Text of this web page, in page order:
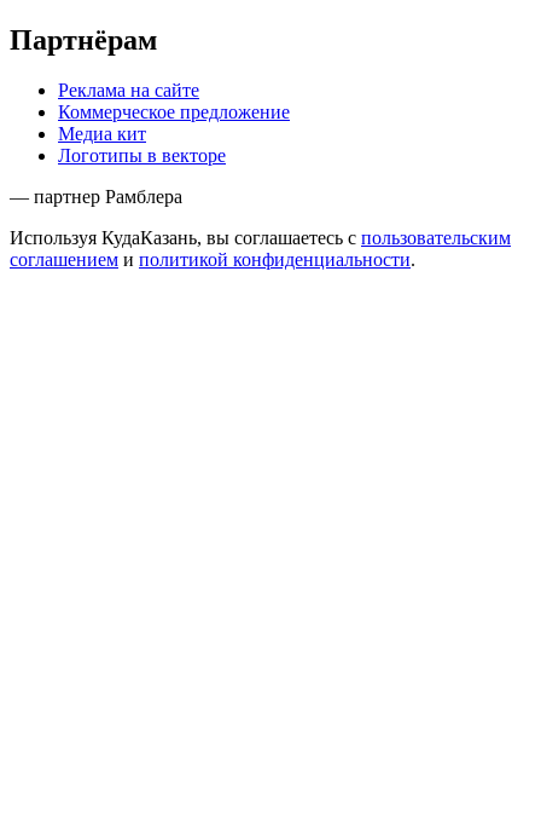
Партнёрам
Реклама на сайте
Коммерческое предложение
Медиа кит
Логотипы в векторе
— партнер Рамблера
Используя КудаКазань, вы соглашаетесь с пользовательским
соглашением и политикой конфиденциальности.